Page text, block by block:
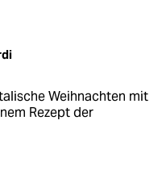
Weihnachten mit
Rezept der